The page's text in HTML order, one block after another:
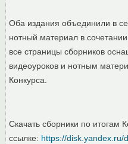
Оба издания объединили в
нотный материал в
все страницы сборников
видеоуроков и нотным
Конкурса.
Скачать сборники по итогам
ссылке: https://disk.yandex.ru/